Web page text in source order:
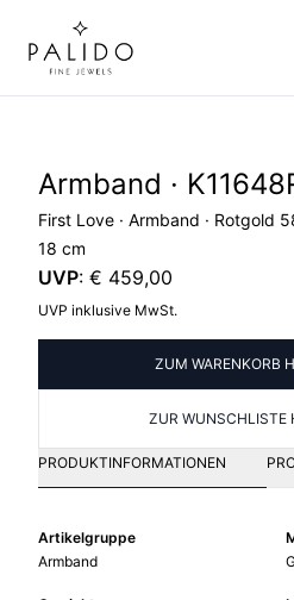
Armband ·
First Love · Armband · Rotgold
18 cm
UVP: € 459,00
UVP inklusive MwSt.
ZUM WARENKORB
ZUR WUNSCHLISTE
PRODUKTINFORMATIONEN
Artikelgruppe
Armband